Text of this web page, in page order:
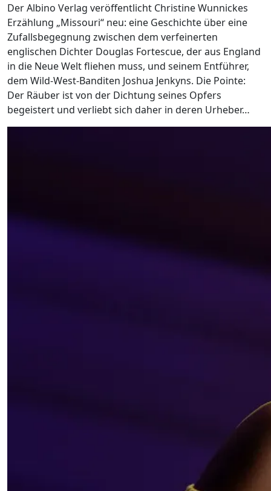
Der Albino Verlag veröffentlicht Christine Wunnickes
Erzählung „Missouri“ neu: eine Geschichte über eine
Zufallsbegegnung zwischen dem verfeinerten
englischen Dichter Douglas Fortescue, der aus England
in die Neue Welt fliehen muss, und seinem Entführer,
dem Wild-West-Banditen Joshua Jenkyns. Die Pointe:
Der Räuber ist von der Dichtung seines Opfers
begeistert und verliebt sich daher in deren Urheber…